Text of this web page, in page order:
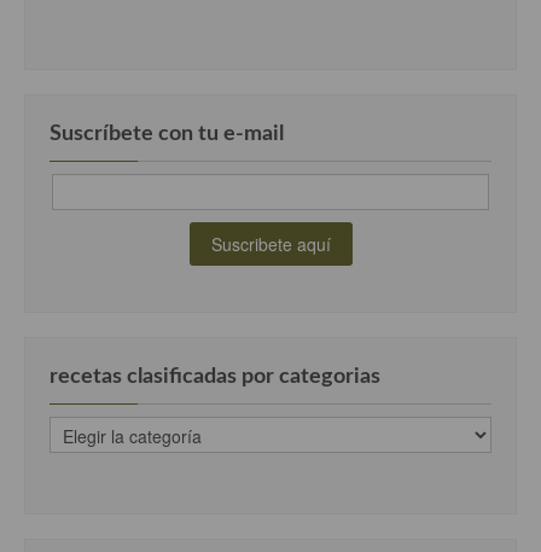
Suscríbete con tu e-mail
recetas clasificadas por categorias
recetas
clasificadas